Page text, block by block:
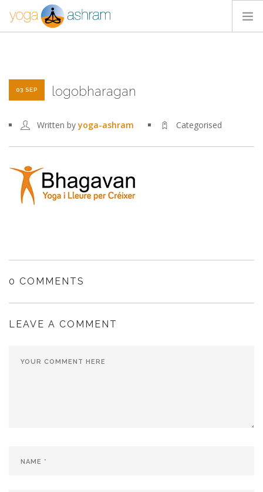
BLOG
03 SEP logobharagan
Written byyoga-ashram Categorised
0 COMMENTS
LEAVE A COMMENT